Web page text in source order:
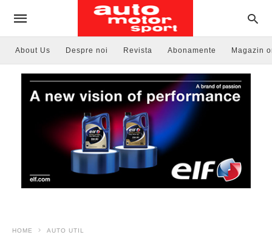
About Us Despre noi Revista Abonamente Magazin
HOME AUTO UTIL